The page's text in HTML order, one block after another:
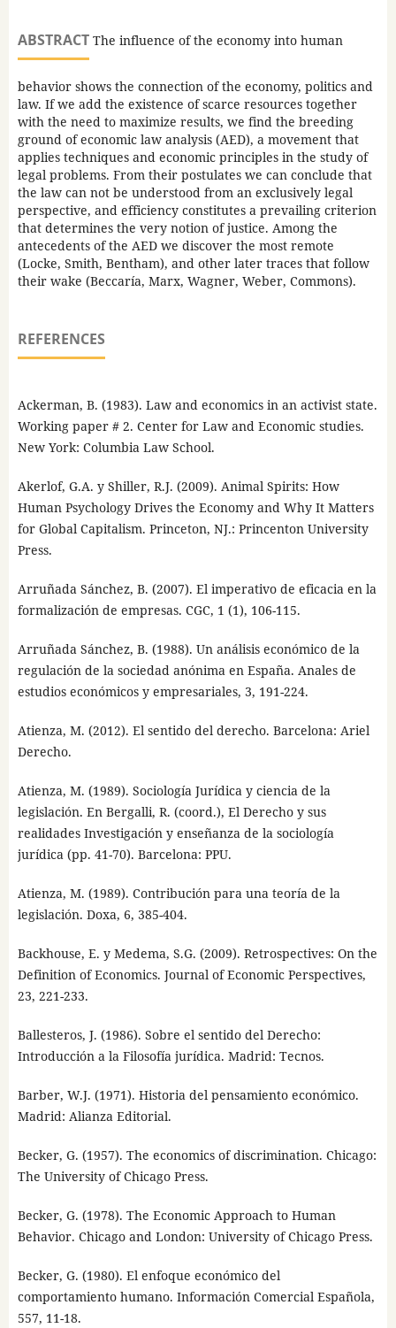
ABSTRACTThe influence of the economy into human
behavior shows the connection of the economy, politics and
law. If we add the existence of scarce resources together
with the need to maximize results, we find the breeding
ground of economic law analysis (AED), a movement that
applies techniques and economic principles in the study of
legal problems. From their postulates we can conclude that
the law can not be understood from an exclusively legal
perspective, and efficiency constitutes a prevailing criterion
that determines the very notion of justice. Among the
antecedents of the AED we discover the most remote
(Locke, Smith, Bentham), and other later traces that follow
their wake (Beccaría, Marx, Wagner, Weber, Commons).
REFERENCES
Ackerman, B. (1983). Law and economics in an activist state.
Working paper # 2. Center for Law and Economic studies.
New York: Columbia Law School.
Akerlof, G.A. y Shiller, R.J. (2009). Animal Spirits: How
Human Psychology Drives the Economy and Why It Matters
for Global Capitalism. Princeton, NJ.: Princenton University
Press.
Arruñada Sánchez, B. (2007). El imperativo de eficacia en la
formalización de empresas. CGC, 1 (1), 106-115.
Arruñada Sánchez, B. (1988). Un análisis económico de la
regulación de la sociedad anónima en España. Anales de
estudios económicos y empresariales, 3, 191-224.
Atienza, M. (2012). El sentido del derecho. Barcelona: Ariel
Derecho.
Atienza, M. (1989). Sociología Jurídica y ciencia de la
legislación. En Bergalli, R. (coord.), El Derecho y sus
realidades Investigación y enseñanza de la sociología
jurídica (pp. 41-70). Barcelona: PPU.
Atienza, M. (1989). Contribución para una teoría de la
legislación. Doxa, 6, 385-404.
Backhouse, E. y Medema, S.G. (2009). Retrospectives: On the
Definition of Economics. Journal of Economic Perspectives,
23, 221-233.
Ballesteros, J. (1986). Sobre el sentido del Derecho:
Introducción a la Filosofía jurídica. Madrid: Tecnos.
Barber, W.J. (1971). Historia del pensamiento económico.
Madrid: Alianza Editorial.
Becker, G. (1957). The economics of discrimination. Chicago:
The University of Chicago Press.
Becker, G. (1978). The Economic Approach to Human
Behavior. Chicago and London: University of Chicago Press.
Becker, G. (1980). El enfoque económico del
comportamiento humano. Información Comercial Española,
557, 11-18.